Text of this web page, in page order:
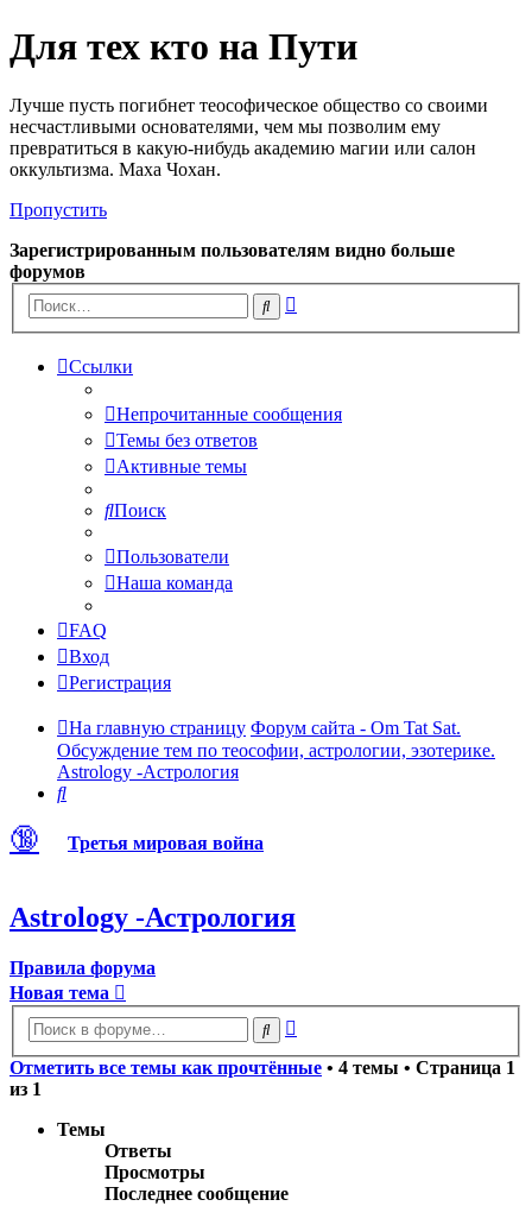
Для тех кто на Пути
Лучше пусть погибнет теософическое общество со своими
несчастливыми основателями, чем мы позволим ему
превратиться в какую-нибудь академию магии или салон
оккультизма. Маха Чохан.
Пропустить
Зарегистрированным пользователям видно больше
форумов
Поиск
Ссылки
Непрочитанные сообщения
Темы без ответов
Активные темы
Поиск
Пользователи
Наша команда
FAQ
Вход
Регистрация
На главную страницу Форум сайта - Om Tat Sat.
Обсуждение тем по теософии, астрологии, эзотерике.
Astrology -Астрология
Поиск
🔞 Третья мировая война
Astrology -Астрология
Правила форума
Новая тема
Поиск
Отметить все темы как прочтённые • 4 темы • Страница 1
из 1
Темы
Ответы
Просмотры
Последнее сообщение